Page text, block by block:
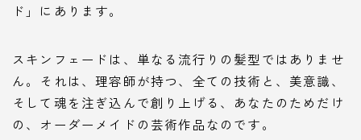
ド」にあります。
スキンフェードは、単なる流行りの髪型ではありませ
ん。それは、理容師が持つ、全ての技術と、美意識、
そして魂を注ぎ込んで創り上げる、あなたのためだけ
の、オーダーメイドの芸術作品なのです。